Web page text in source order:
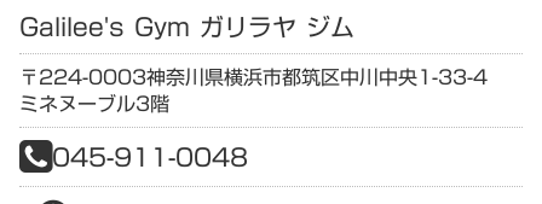
Galilee's Gym ガリラヤ ジム
〒224-0003神奈川県横浜市都筑区中川中央1-33-4
ミネヌーブル3階
045-911-0048